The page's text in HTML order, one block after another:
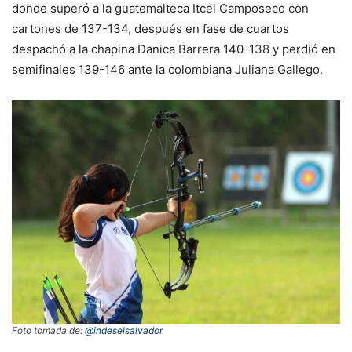
donde superó a la guatemalteca Itcel Camposeco con
cartones de 137-134, después en fase de cuartos
despachó a la chapina Danica Barrera 140-138 y perdió en
semifinales 139-146 ante la colombiana Juliana Gallego.
Foto tomada de: @indeselsalvador